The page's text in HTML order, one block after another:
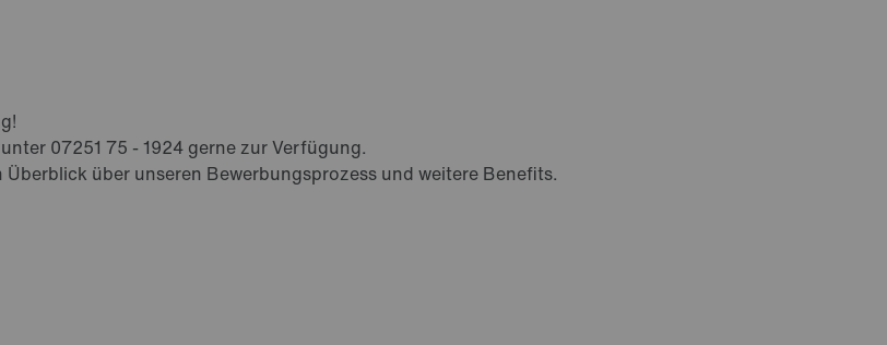
07251 75 - 1924 gerne zur Verfügung.
über unseren Bewerbungsprozess und weitere Benefits.